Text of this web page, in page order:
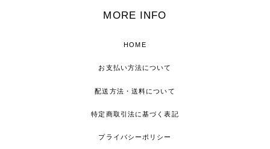
MORE INFO
HOME
お支払い方法について
配送方法・送料について
特定商取引法に基づく表記
プライバシーポリシー